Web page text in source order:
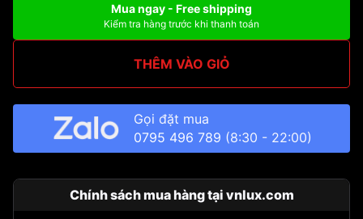
Mua ngay - Free shipping
Kiểm tra hàng trước khi thanh toán
THÊM VÀO GIỎ
Gọi đặt mua
0795 496 789 (8:30 - 22:00)
Chính sách mua hàng tại vnlux.com